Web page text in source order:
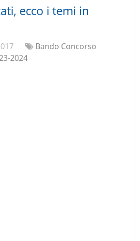
ecco i temi in
Bando Concorso
2024